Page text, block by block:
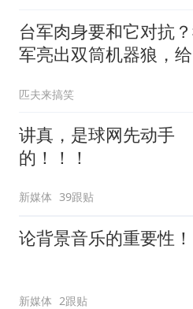
台军肉身要和它对抗
军亮出双筒机器狼，给
匹夫来搞笑
讲真，是球网先动手
的！！！
新媒体 39跟贴
论背景音乐的重要性！
新媒体 2跟贴